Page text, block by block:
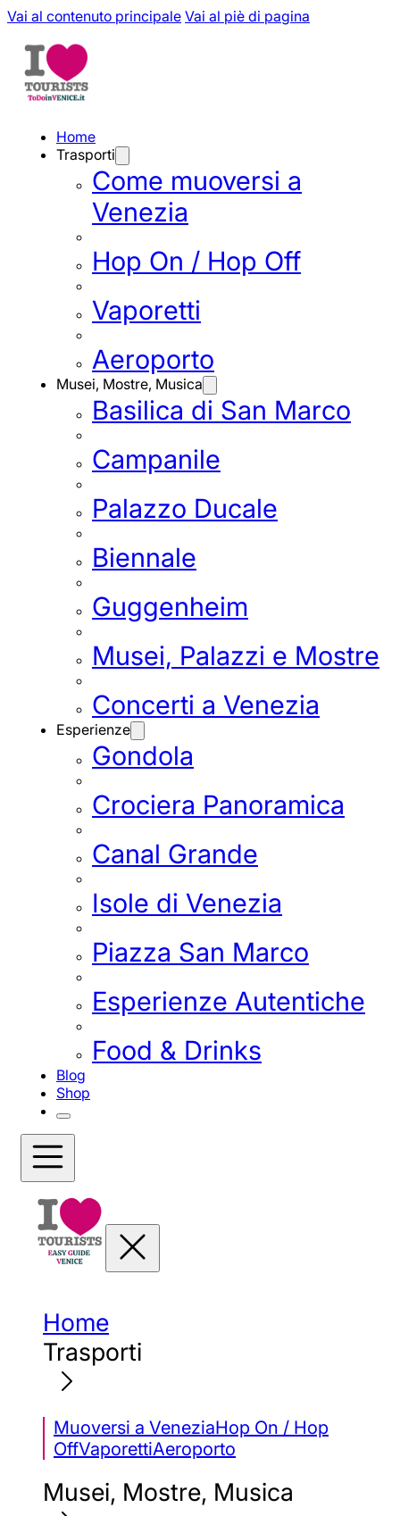
Vai al contenuto principale Vai al piè di pagina
Home
Trasporti
Come muoversi a
Venezia
Hop On / Hop Off
Vaporetti
Aeroporto
Musei, Mostre, Musica
Basilica di San Marco
Campanile
Palazzo Ducale
Biennale
Guggenheim
Musei, Palazzi e Mostre
Concerti a Venezia
Esperienze
Gondola
Crociera Panoramica
Canal Grande
Isole di Venezia
Piazza San Marco
Esperienze Autentiche
Food & Drinks
Blog
Shop
Home
Trasporti
Muoversi a VeneziaHop On / Hop
OffVaporettiAeroporto
Musei, Mostre, Musica